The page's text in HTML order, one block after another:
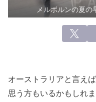
メルボルンの夏の
オーストラリアと言え
思う方もいるかもしれ